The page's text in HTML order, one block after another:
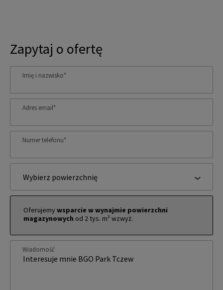
Zapytaj o ofertę
Imię i nazwisko*
Adres email*
Numer telefonu*
Wybierz powierzchnię
Oferujemywsparcie w wynajmie powierzchni
magazynowych od 2 tys. m² wzwyż.
Wiadomość